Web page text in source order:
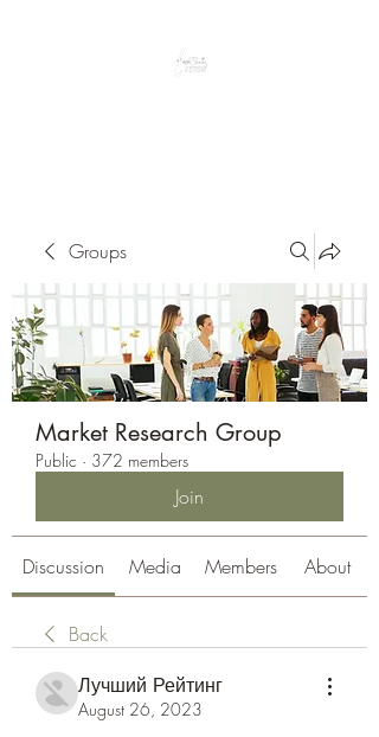
Groups
Market Research Group
Public · 372 members
Join
Discussion Media Members About
Back
Лучший Рейтинг
August 26, 2023